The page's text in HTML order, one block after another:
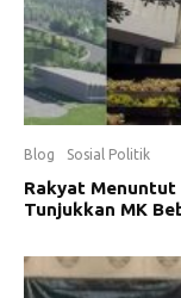
Blog Sosial Politik
Rakyat Menuntut
Tunjukkan MK